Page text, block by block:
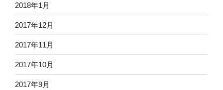
2018年1月
2017年12月
2017年11月
2017年10月
2017年9月